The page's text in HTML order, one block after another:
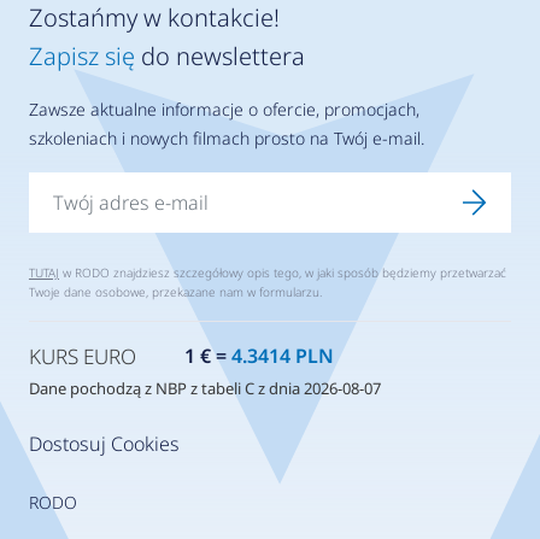
Dostosuj Cookies
RODO
Zostańmy w kontakcie!
Zapisz się do newslettera
Zawsze aktualne informacje o ofercie, promocjach,
szkoleniach i nowych filmach prosto na Twój e-mail.
TUTAJ w RODO znajdziesz szczegółowy opis tego, w jaki sposób będziemy przetwarzać
Twoje dane osobowe, przekazane nam w formularzu.
KURS EURO 1 € =4.3414 PLN
Dane pochodzą z NBP z tabeli C z dnia 2026-08-07